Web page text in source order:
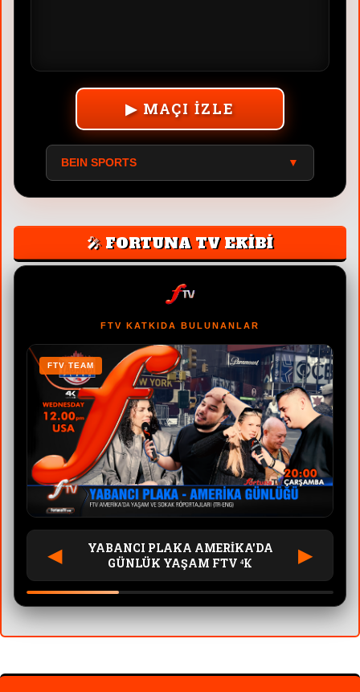
▶ MAÇI İZLE
BEIN SPORTS ▼
🎤 FORTUNA TV EKİBİ
FTV KATKIDA BULUNANLAR
FTV TEAM
◀
YABANCI PLAKA AMERİKA'DA
GÜNLÜK YAŞAM FTV ⁴К
▶